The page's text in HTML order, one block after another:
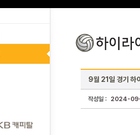
9월 21일 경기 하
작성일 : 2024-